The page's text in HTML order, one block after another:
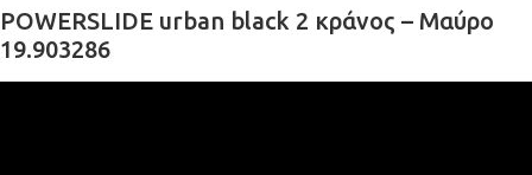
POWERSLIDE urban black 2 κράνος – Μαύρο
19.903286